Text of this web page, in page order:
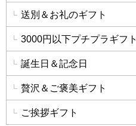
送別＆お礼のギフト
3000円以下プチプラギフト
誕生日＆記念日
贅沢＆ご褒美ギフト
ご挨拶ギフト